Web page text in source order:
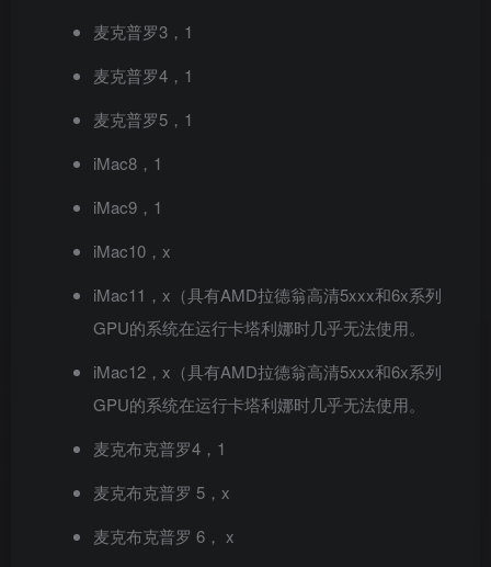
麦克普罗3，1
麦克普罗4，1
麦克普罗5，1
iMac8，1
iMac9，1
iMac10，x
iMac11，x（具有AMD拉德翁高清5xxx和6x系列
GPU的系统在运行卡塔利娜时几乎无法使用。
iMac12，x（具有AMD拉德翁高清5xxx和6x系列
GPU的系统在运行卡塔利娜时几乎无法使用。
麦克布克普罗4，1
麦克布克普罗 5，x
麦克布克普罗 6， x